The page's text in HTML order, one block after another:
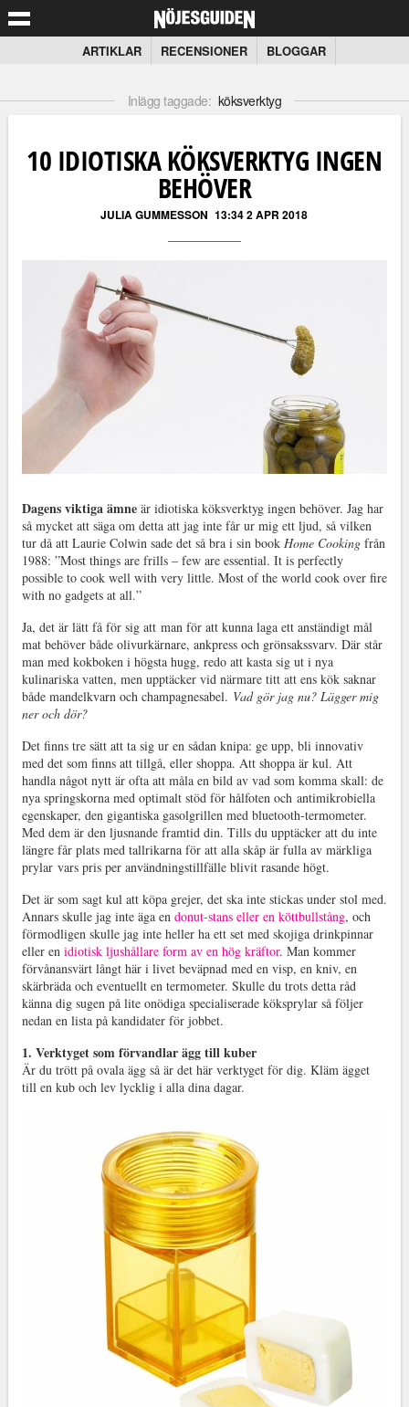
ARTIKLAR RECENSIONER BLOGGAR
Inlägg taggade: köksverktyg
10 IDIOTISKA KÖKSVERKTYG INGEN
BEHÖVER
JULIA GUMMESSON 13:34 2 APR 2018
Dagens viktiga ämneär idiotiska köksverktyg ingen behöver. Jag har
så mycket att säga om detta att jag inte får ur mig ett ljud, så vilken
tur då att Laurie Colwin sade det så bra i sin book Home Cookingfrån
1988: ”Most things are frills – few are essential. It is perfectly
possible to cook well with very little. Most of the world cook over fire
with no gadgets at all.”
Ja, det är lätt få för sig att man för att kunna laga ett anständigt mål
mat behöver både olivurkärnare, ankpress och grönsakssvarv. Där står
man med kokboken i högsta hugg, redo att kasta sig ut i nya
kulinariska vatten, men upptäcker vid närmare titt att ens kök saknar
både mandelkvarn och champagnesabel. Vad gör jag nu? Lägger mig
ner och dör?
Det finns tre sätt att ta sig ur en sådan knipa: ge upp, bli innovativ
med det som finns att tillgå, eller shoppa. Att shoppa är kul. Att
handla något nytt är ofta att måla en bild av vad som komma skall: de
nya springskorna med optimalt stöd för hålfoten och antimikrobiella
egenskaper, den gigantiska gasolgrillen med bluetooth-termometer.
Med dem är den ljusnande framtid din. Tills du upptäcker att du inte
längre får plats med tallrikarna för att alla skåp är fulla av märkliga
prylar vars pris per användningstillfälle blivit rasande högt.
Det är som sagt kul att köpa grejer, det ska inte stickas under stol med.
Annars skulle jag inte äga en donut-stans eller en köttbullstång, och
förmodligen skulle jag inte heller ha ett set med skojiga drinkpinnar
eller en idiotisk ljushållare form av en hög kräftor. Man kommer
förvånansvärt långt här i livet beväpnad med en visp, en kniv, en
skärbräda och eventuellt en termometer. Skulle du trots detta råd
känna dig sugen på lite onödiga specialiserade köksprylar så följer
nedan en lista på kandidater för jobbet.
1. Verktyget som förvandlar ägg till kuber
Är du trött på ovala ägg så är det här verktyget för dig. Kläm ägget
till en kub och lev lycklig i alla dina dagar.